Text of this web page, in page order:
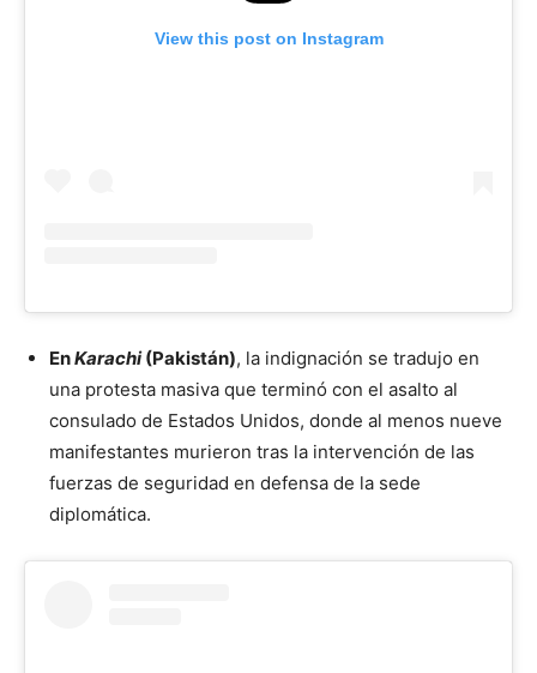
View this post on Instagram
EnKarachi(Pakistán), la indignación se tradujo en
una protesta masiva que terminó con el asalto al
consulado de Estados Unidos, donde al menos nueve
manifestantes murieron tras la intervención de las
fuerzas de seguridad en defensa de la sede
diplomática.